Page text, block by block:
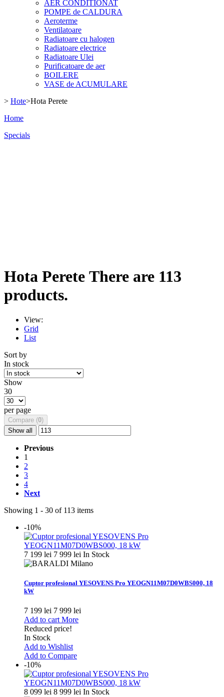
AER CONDITIONAT
POMPE de CALDURA
Aeroterme
Ventilatoare
Radiatoare cu halogen
Radiatoare electrice
Radiatoare Ulei
Purificatoare de aer
BOILERE
VASE de ACUMULARE
> Hote>Hota Perete
Home
Specials
Hota Perete There are 113
products.
View:
Grid
List
Sort by
In stock
Show
30
per page
Compare (0)
Show all
Previous
1
2
3
4
Next
Showing 1 - 30 of 113 items
-10%
7 199 lei 7 999 lei In Stock
Cuptor profesional YESOVENS Pro YEOGN11M07D0WBS000, 18
kW
7 199 lei 7 999 lei
Add to cart More
Reduced price!
In Stock
Add to Wishlist
Add to Compare
-10%
8 099 lei 8 999 lei In Stock